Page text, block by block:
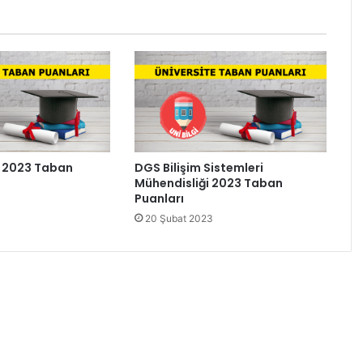
Taban
DGS Bilişim Sistemleri
Mühendisliği 2023 Taban
Puanları
20 Şubat 2023